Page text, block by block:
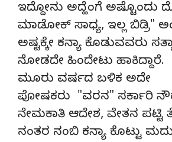
ಇದ್ದೋನು ಅದ್ಹೆಂಗೆ ಅಷ್ಟೊಂದು
ಮಾಡೋಕ್ ಸಾಧ್ಯ, ಇಲ್ಲ ಬಿಡ್ರಿ"
ಅಷ್ಟಕ್ಕೇ ಕನ್ಯಾ ಕೊಡುವವರು
ನೋಡದೇ ಹಿಂದೇಟು
ಮೂರು ವರ್ಷದ ಬಳಿಕ ಅದೇ
ಪೋಷಕರು "ವರನ" ಸರ್ಕಾರಿ
ನೇಮಕಾತಿ ಆದೇಶ, ವೇತನ
ನಂತರ ನಂಬಿ ಕನ್ಯಾ ಕೊಟ್ಟು